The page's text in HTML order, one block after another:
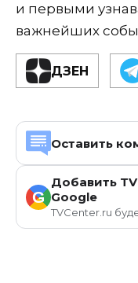
и первыми
важнейших
ДЗЕН
Оставить
G
Добавить
Google
TVCenter.ru